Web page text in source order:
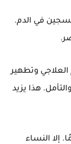
في الدم.
العلاجي وتطهير
هذا يزيد
مناسب لأي شخص فوق 16 عامًا. إلا النساء